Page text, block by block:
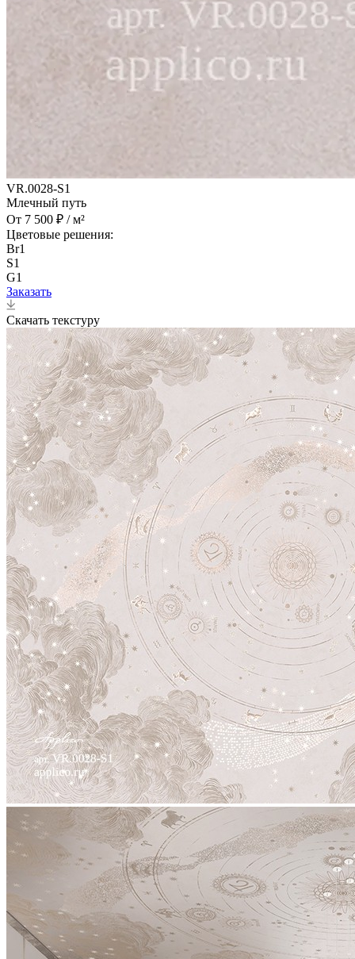
VR.0028-S1
Млечный путь
От 7 500 ₽ / м²
Цветовые решения:
Br1
S1
G1
Заказать
Скачать текстуру